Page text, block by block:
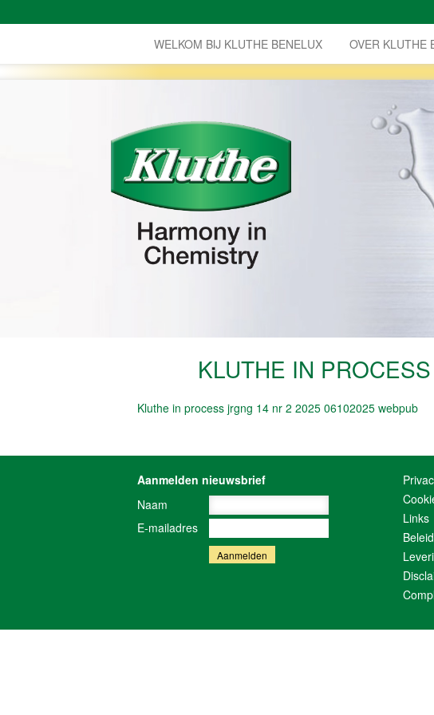
WELKOM BIJ KLUTHE BENELUX
OVER KLUTHE
KLUTHE IN
Kluthe in process jrgng 14 nr 2 2025 06102025 webpub
Aanmelden nieuwsbrief
Naam
E-mailadres
Links